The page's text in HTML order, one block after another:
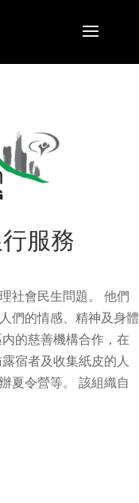
服務
社會民生問題。 他們
們的情感、精神及身體
的慈善機構合作，在
宿者及收集紙皮的人
夏令營等。 該組織自